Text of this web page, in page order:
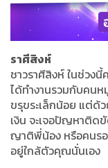
ราศีสิงห์
ชาวราศีสิงห์ ในช่วง
ได้ทำงานรวมกับคน
ขรุขระเล็กน้อย แต่ด้
เงิน จะเจอปัญหาติด
ญาติพี่น้อง หรือคนรอ
อยู่ใกล้ตัวคุณนั่นเอง